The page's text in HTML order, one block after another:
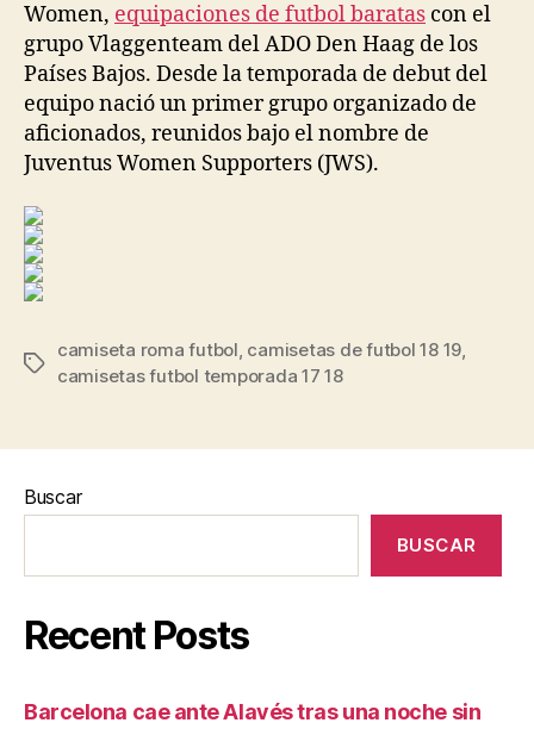
Women, equipaciones de futbol baratas con el
grupo Vlaggenteam del ADO Den Haag de los
Países Bajos. Desde la temporada de debut del
equipo nació un primer grupo organizado de
aficionados, reunidos bajo el nombre de
Juventus Women Supporters (JWS).
Etiquetas
camiseta roma futbol camisetas de futbol 18 19
camisetas futbol temporada 17 18
Buscar
BUSCAR
Recent Posts
Barcelona cae ante Alavés tras una noche sin